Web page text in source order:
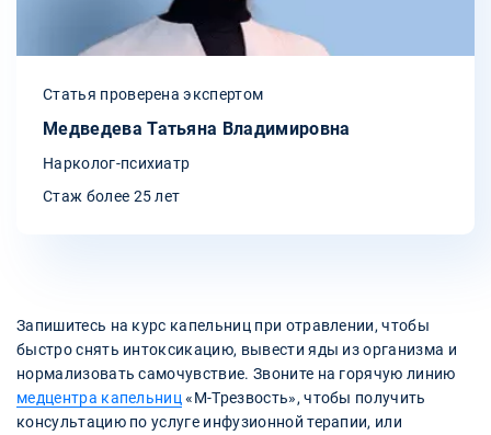
Статья проверена экспертом
Медведева Татьяна Владимировна
Нарколог-психиатр
Стаж более 25 лет
Запишитесь на курс капельниц при отравлении, чтобы
быстро снять интоксикацию, вывести яды из организма и
нормализовать самочувствие. Звоните на горячую линию
медцентра капельниц «М-Трезвость», чтобы получить
консультацию по услуге инфузионной терапии, или